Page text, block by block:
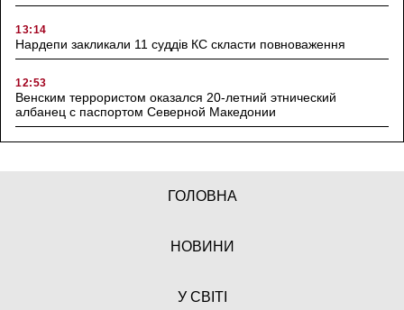
13:14
Нардепи закликали 11 суддів КС скласти повноваження
12:53
Венским террористом оказался 20-летний этнический
албанец с паспортом Северной Македонии
ГОЛОВНА
НОВИНИ
У СВІТІ